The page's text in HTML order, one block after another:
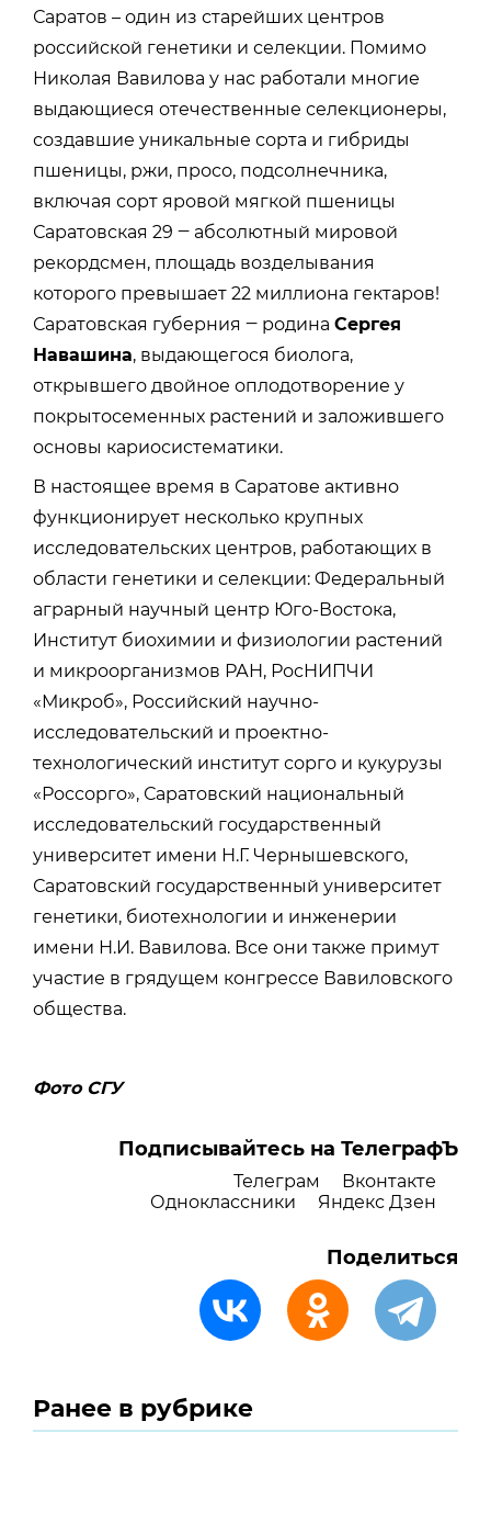
Саратов – один из старейших центров
российской генетики и селекции. Помимо
Николая Вавилова у нас работали многие
выдающиеся отечественные селекционеры,
создавшие уникальные сорта и гибриды
пшеницы, ржи, просо, подсолнечника,
включая сорт яровой мягкой пшеницы
Саратовская 29 ‒ абсолютный мировой
рекордсмен, площадь возделывания
которого превышает 22 миллиона гектаров!
Саратовская губерния ‒ родина Сергея
Навашина, выдающегося биолога,
открывшего двойное оплодотворение у
покрытосеменных растений и заложившего
основы кариосистематики.
В настоящее время в Саратове активно
функционирует несколько крупных
исследовательских центров, работающих в
области генетики и селекции: Федеральный
аграрный научный центр Юго-Востока,
Институт биохимии и физиологии растений
и микроорганизмов РАН, РосНИПЧИ
«Микроб», Российский научно-
исследовательский и проектно-
технологический институт сорго и кукурузы
«Россорго», Саратовский национальный
исследовательский государственный
университет имени Н.Г. Чернышевского,
Саратовский государственный университет
генетики, биотехнологии и инженерии
имени Н.И. Вавилова. Все они также примут
участие в грядущем конгрессе Вавиловского
общества.
Фото СГУ
Подписывайтесь на ТелеграфЪ
Телеграм
Вконтакте
Одноклассники
Яндекс Дзен
Поделиться
Ранее в рубрике